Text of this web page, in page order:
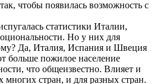
чтобы появилась возможность с
статистики Италии,
Но у них для
Да, Италия, Испания и Швеция
больше пожилое население
что общеизвестно. Влияет и
стран, и для разных стран.